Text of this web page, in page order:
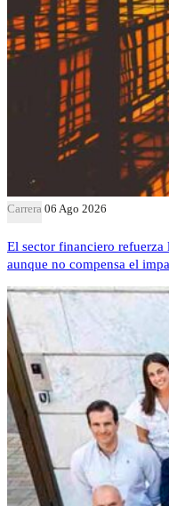
Carrera 06 Ago 2026
El sector financiero refuerza
aunque no compensa el